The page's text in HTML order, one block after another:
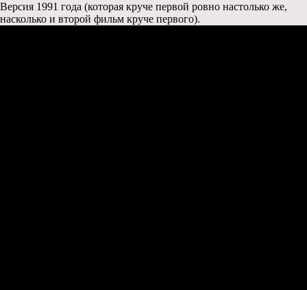
Версия 1991 года (которая круче первой ровно настолько же,
насколько и второй фильм круче первого).